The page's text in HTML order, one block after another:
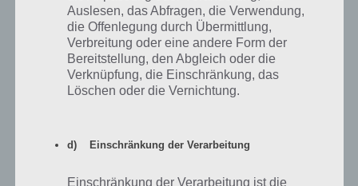
Ionic 2 umgestellt werden musste, da einige Libraries/APIs dabei
nicht richtig funktionierten.
F: Wie lange hat die Entwicklung der App von der Idee bis zum
Release gedauert? Vor welchen Herausforderungen standet
vergangen. Neben technische Herausforderungen standen wir vor
immensen Aufgaben, Content zusammenzustellen (Begriffe für 15
Auslesen, das Abfragen, die Verwendung,
die Offenlegung durch Übermittlung,
Verbreitung oder eine andere Form der
Bereitstellung, den Abgleich oder die
Verknüpfung, die Einschränkung, das
Löschen oder die Vernichtung.
d) Einschränkung der Verarbeitung
Einschränkung der Verarbeitung ist die